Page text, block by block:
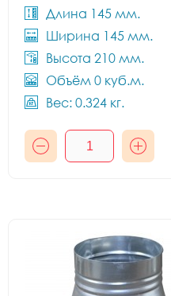
Длина 145 мм.
Ширина 145 мм.
Высота 210 мм.
Объём 0 куб.м.
Вес: 0.324 кг.